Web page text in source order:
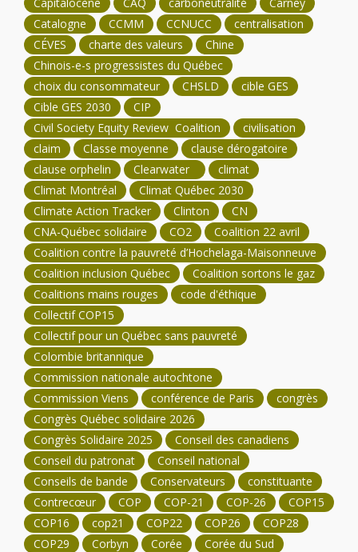
Catalogne
CCMM CCNUCC
centralisation
CÉVES
charte des valeurs
Chine
Chinois-e-s progressistes du Québec
choix du consommateur
CHSLD
cible GES
Cible GES 2030
CIP
Civil Society Equity Review Coalition
civilisation
claim
Classe moyenne
clause dérogatoire
clause orphelin
Clearwater
climat
Climat Montréal
Climat Québec 2030
Climate Action Tracker
Clinton
CN
CNA-Québec solidaire
CO2
Coalition 22 avril
Coalition contre la pauvreté d’Hochelaga-Maisonneuve
Coalition inclusion Québec
Coalition sortons le gaz
Coalitions mains rouges
code d'éthique
Collectif COP15
Collectif pour un Québec sans pauvreté
Colombie britannique
Commission nationale autochtone
Commission Viens
conférence de Paris
congrès
Congrès Québec solidaire 2026
Congrès Solidaire 2025
Conseil des canadiens
Conseil du patronat
Conseil national
Conseils de bande
Conservateurs
constituante
Contrecœur
COP COP-21 COP-26
COP15
COP16
cop21 COP22 COP26
COP28
COP29
Corbyn Corée
Corée du Sud